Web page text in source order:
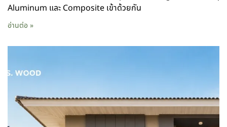
Aluminum และ Composite เข้าด้วยกัน
อ่านต่อ »